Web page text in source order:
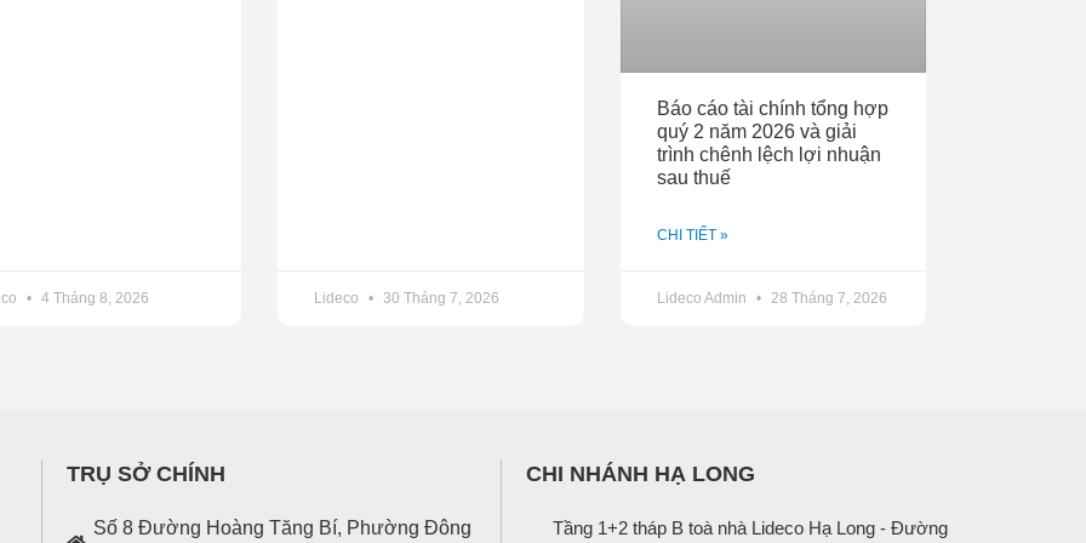
4 Tháng 8, 2026 Lideco 30 Tháng 7, 2026
Báo cáo tài chính tổng hợp
quý 2 năm 2026 và giải
trình chênh lệch lợi nhuận
sau thuế
CHI TIẾT »
Lideco Admin 28 Tháng 7, 2026
TRỤ SỞ CHÍNH
Số 8 Đường Hoàng Tăng Bí, Phường Đông
CHI NHÁNH HẠ LONG
Tầng 1+2 tháp B toà nhà Lideco Hạ Long - Đường